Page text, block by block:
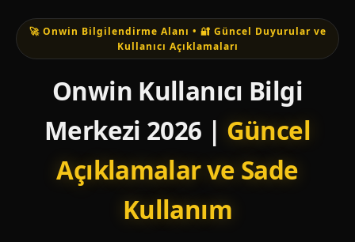
🚀 Onwin Bilgilendirme Alanı • 🔐 Güncel Duyurular ve
Kullanıcı Açıklamaları
Onwin Kullanıcı Bilgi
Merkezi 2026 | Güncel
Açıklamalar ve Sade
Kullanım